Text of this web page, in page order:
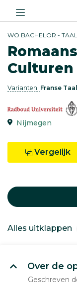
WO BACHELOR -
Culturen
Varianten: Franse
Nijmegen
Vergelijk
Alles uitklappen
Over de
Geschreven